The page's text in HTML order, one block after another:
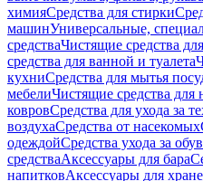
химияСредства для стирки
машинУниверсальные,
средстваЧистящие средства
средства для ванной и туалета
кухниСредства для мытья
мебелиЧистящие средства
ковровСредства для ухода за
воздухаСредства от насекомых
одеждойСредства ухода за
средстваАксессуары для бара
напитковАксессуары для